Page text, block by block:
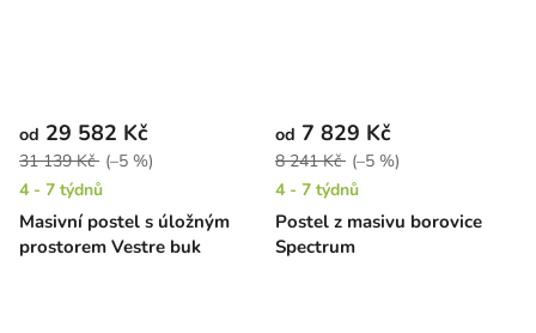
Masivní postel s úložným
prostorem Vestre buk
od 29 582 Kč
31 139 Kč (–5 %)
4 - 7 týdnů
Postel z masivu borovice
Spectrum
od 7 829 Kč
8 241 Kč (–5 %)
4 - 7 týdnů